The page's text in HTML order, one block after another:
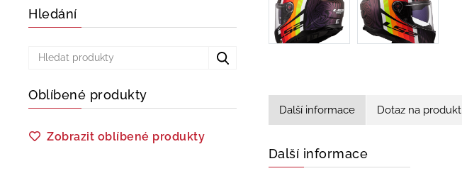
Hledání
Oblíbené produkty
Zobrazit oblíbené produkty
Další informace Dotaz na produkt
Další informace